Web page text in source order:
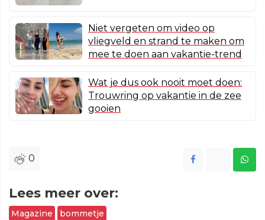
Niet vergeten om video op
vliegveld en strand te maken om
mee te doen aan vakantie-trend
Wat je dus ook nooit moet doen:
Trouwring op vakantie in de zee
gooien
0
Lees meer over:
Magazine bommetje